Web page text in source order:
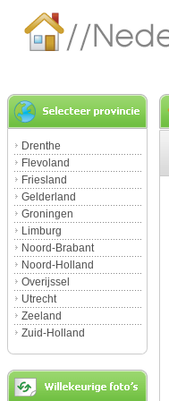
Drenthe
Flevoland
Friesland
Gelderland
Groningen
Limburg
Noord-Brabant
Noord-Holland
Overijssel
Utrecht
Zeeland
Zuid-Holland